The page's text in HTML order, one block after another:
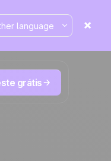
grátis